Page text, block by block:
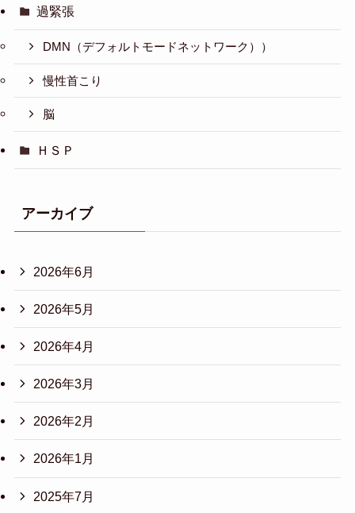
過緊張
DMN（デフォルトモードネットワーク））
慢性首こり
脳
ＨＳＰ
アーカイブ
2026年6月
2026年5月
2026年4月
2026年3月
2026年2月
2026年1月
2025年7月